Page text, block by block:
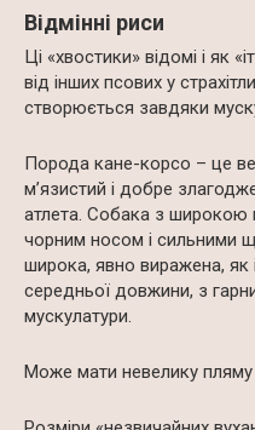
Відмінні риси
Ці «хвостики» відомі і як
від інших псових у
створюється завдяки
Порода кане-корсо – це
м’язистий і добре
атлета. Собака з
чорним носом і сильними
широка, явно виражена, як
середньої довжини, з
мускулатури.
Може мати невелику пляму